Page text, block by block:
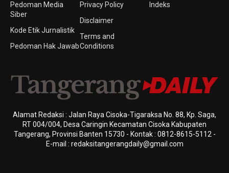
Pedoman Media
Siber
Kode Etik Jurnalistik
Pedoman Hak Jawab
Privacy Policy
Disclaimer
Terms and
Conditions
Indeks
Alamat Redaksi : Jalan Raya Cisoka-Tigaraksa No. 88, Kp. Saga,
RT 004/004, Desa Caringin Kecamatan Cisoka Kabupaten
Tangerang, Provinsi Banten 15730 - Kontak : 0812-8615-5112 -
E-mail : redaksitangerangdaily@gmail.com